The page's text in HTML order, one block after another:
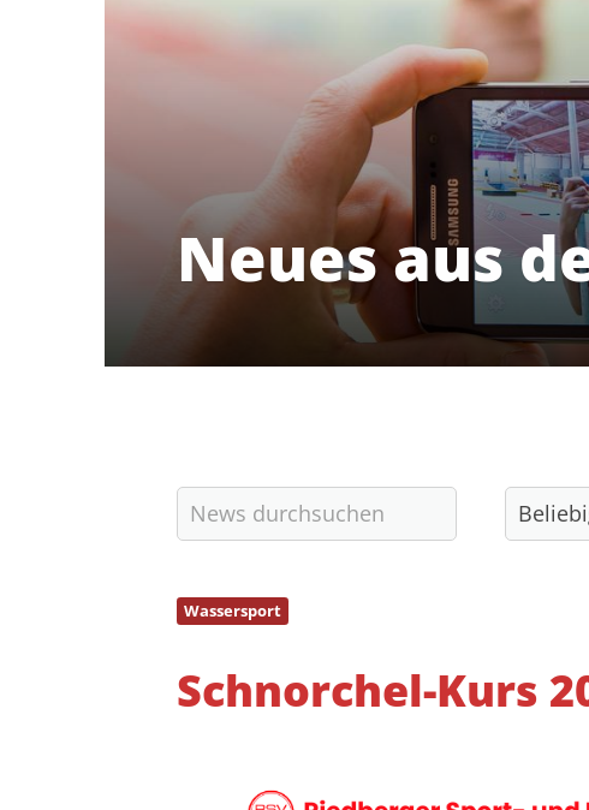
Neues aus
Wassersport
Schnorchel-Kurs
Riedberger Sport- und
vorstand@riedberger-sv.de